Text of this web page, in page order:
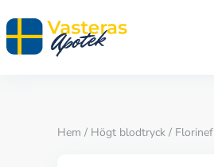
Hem / Högt blodtryck / Florinef